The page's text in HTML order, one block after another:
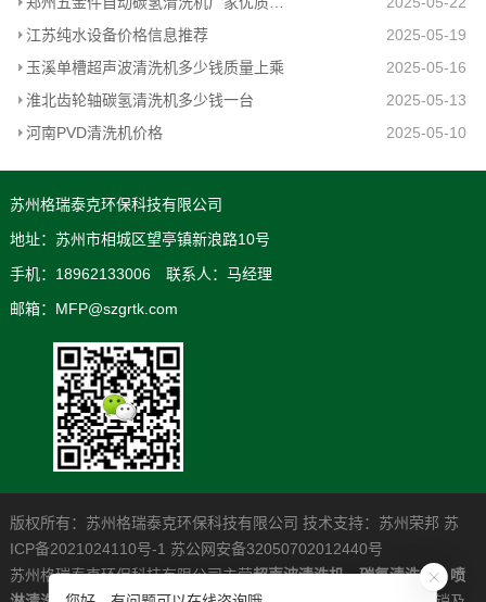
江苏纯水设备价格信息推荐
2025-05-19
玉溪单槽超声波清洗机多少钱质量上乘
2025-05-16
淮北齿轮轴碳氢清洗机多少钱一台
2025-05-13
河南PVD清洗机价格
2025-05-10
苏州格瑞泰克环保科技有限公司
地址：苏州市相城区望亭镇新浪路10号
手机：18962133006 联系人：马经理
邮箱：MFP@szgrtk.com
版权所有：苏州格瑞泰克环保科技有限公司 技术支持： 苏州荣邦 苏
ICP备2021024110号-1 苏公网安备32050702012440号
苏州格瑞泰克环保科技有限公司主营超声波清洗机，碳氢清洗机，喷